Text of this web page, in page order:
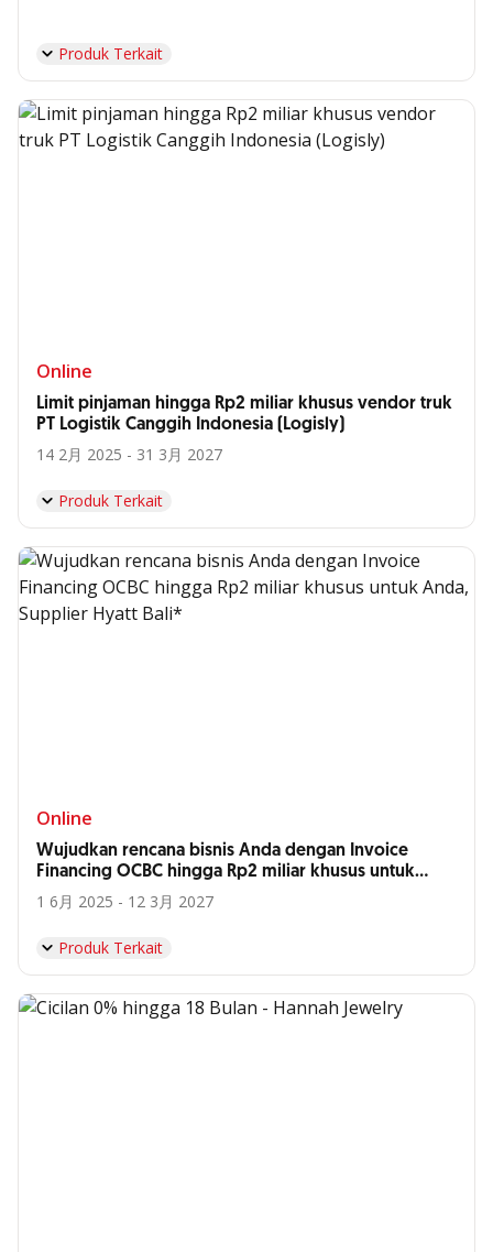
Produk Terkait
Online
Limit pinjaman hingga Rp2 miliar khusus vendor truk
PT Logistik Canggih Indonesia (Logisly)
14 2月 2025 - 31 3月 2027
Produk Terkait
Online
Wujudkan rencana bisnis Anda dengan Invoice
Financing OCBC hingga Rp2 miliar khusus untuk
Anda, Supplier Hyatt Bali*
1 6月 2025 - 12 3月 2027
Produk Terkait